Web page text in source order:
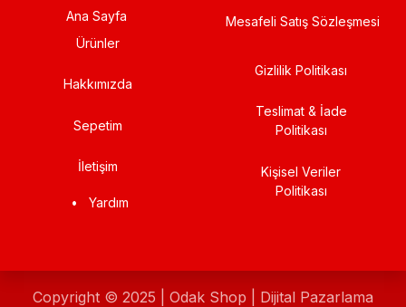
Ana Sayfa
Ürünler
Hakkımızda
Sepetim
İletişim
• Yardım
Mesafeli Satış Sözleşmesi
Gizlilik Politikası
Teslimat & İade
Politikası
Kişisel Veriler
Politikası
Copyright © 2025 | Odak Shop | Dijital Pazarlama